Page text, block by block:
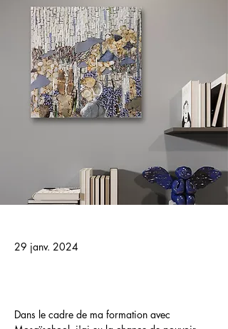
29 janv. 2024
Dans le cadre de ma formation avec